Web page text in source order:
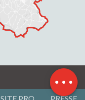
Description
Prestations